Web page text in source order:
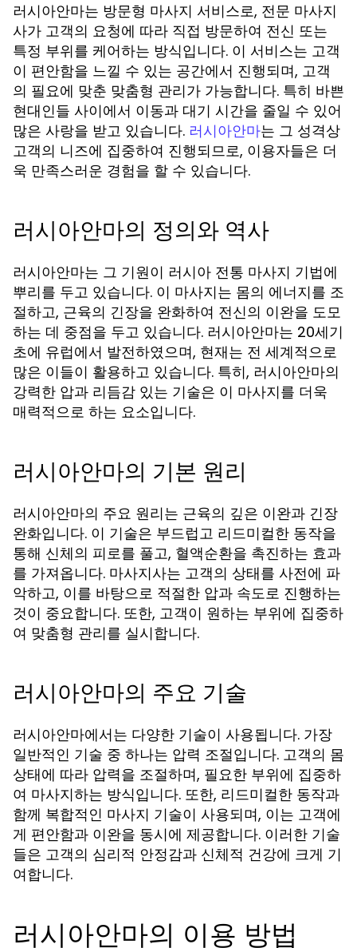
러시아안마는 방문형 마사지 서비스로, 전문 마사지
사가 고객의 요청에 따라 직접 방문하여 전신 또는
특정 부위를 케어하는 방식입니다. 이 서비스는 고객
이 편안함을 느낄 수 있는 공간에서 진행되며, 고객
의 필요에 맞춘 맞춤형 관리가 가능합니다. 특히 바쁜
현대인들 사이에서 이동과 대기 시간을 줄일 수 있어
많은 사랑을 받고 있습니다. 러시아안마는 그 성격상
고객의 니즈에 집중하여 진행되므로, 이용자들은 더
욱 만족스러운 경험을 할 수 있습니다.
러시아안마의 정의와 역사
러시아안마는 그 기원이 러시아 전통 마사지 기법에
뿌리를 두고 있습니다. 이 마사지는 몸의 에너지를 조
절하고, 근육의 긴장을 완화하여 전신의 이완을 도모
하는 데 중점을 두고 있습니다. 러시아안마는 20세기
초에 유럽에서 발전하였으며, 현재는 전 세계적으로
많은 이들이 활용하고 있습니다. 특히, 러시아안마의
강력한 압과 리듬감 있는 기술은 이 마사지를 더욱
매력적으로 하는 요소입니다.
러시아안마의 기본 원리
러시아안마의 주요 원리는 근육의 깊은 이완과 긴장
완화입니다. 이 기술은 부드럽고 리드미컬한 동작을
통해 신체의 피로를 풀고, 혈액순환을 촉진하는 효과
를 가져옵니다. 마사지사는 고객의 상태를 사전에 파
악하고, 이를 바탕으로 적절한 압과 속도로 진행하는
것이 중요합니다. 또한, 고객이 원하는 부위에 집중하
여 맞춤형 관리를 실시합니다.
러시아안마의 주요 기술
러시아안마에서는 다양한 기술이 사용됩니다. 가장
일반적인 기술 중 하나는 압력 조절입니다. 고객의 몸
상태에 따라 압력을 조절하며, 필요한 부위에 집중하
여 마사지하는 방식입니다. 또한, 리드미컬한 동작과
함께 복합적인 마사지 기술이 사용되며, 이는 고객에
게 편안함과 이완을 동시에 제공합니다. 이러한 기술
들은 고객의 심리적 안정감과 신체적 건강에 크게 기
여합니다.
러시아안마의 이용 방법